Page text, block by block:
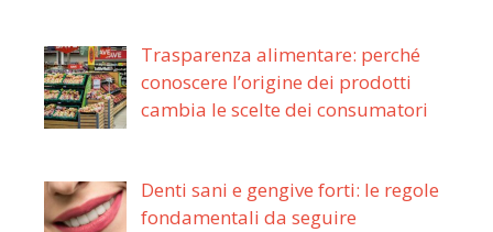
Trasparenza alimentare: perché
conoscere l’origine dei prodotti
cambia le scelte dei consumatori
Denti sani e gengive forti: le regole
fondamentali da seguire